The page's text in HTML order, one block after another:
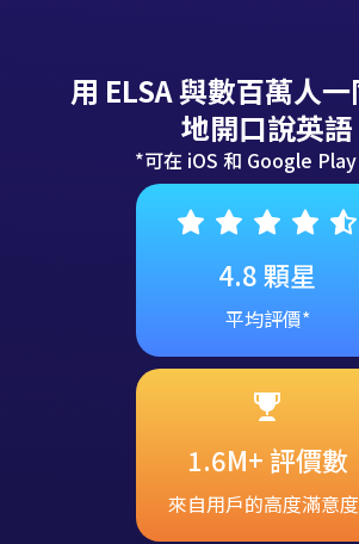
用 ELSA 與數百萬人
地開口說英語
*可在 iOS 和 Google
4.8 顆星
平均評價*
1.6M+ 評價數
來自用戶的高度滿意